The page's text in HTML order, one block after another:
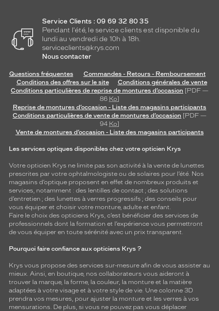
Service Clients : 09 69 32 80 35
Pendant l'été, le service clients est disponible du
lundi au vendredi de 10h à 18h.
serviceclients@krys.com
Nous contacter
Questions fréquentes
Commandes - Retours - Remboursement
Conditions des offres sur le site
Conditions générales de vente
Conditions particulières de reprise de montures d’occasion [PDF —
86 Ko]
Reprise de montures d’occasion - Liste des magasins participants
Conditions particulières de vente de montures d’occasion [PDF —
94 Ko]
Vente de montures d’occasion - Liste des magasins participants
Les services optiques disponibles chez votre opticien Krys
Votre opticien Krys ne limite pas son activité à la vente de lunettes
prescrites par votre ophtalmologiste ou de solaires pour l’été. Nos
magasins d’optique proposent en effet de nombreux produits et
services, notamment : des lentilles de contact ; des solutions
d’entretien ; des lunettes à verres progressifs ; des conseils pour
vous équiper et choisir votre monture, adulte et enfant.
Faire le choix des opticiens Krys, c’est bénéficier des services de
professionnels dont la formation et l’expérience vous permettront
de vous équiper en toute sérénité avec un prix transparent.
Pourquoi faire confiance aux opticiens Krys ?
Krys vous propose des services sur-mesure afin de vous assister au
mieux. Ainsi, en boutique, nos collaborateurs vous aideront à
trouver la marque, la forme, la couleur, la monture et la matière
adaptées à votre visage et à votre style de vie. Une colonne 3D
prendra vos mesures, pour ajuster la monture et les verres à vos
mensurations. De plus, si vous ne pouvez pas vous déplacer